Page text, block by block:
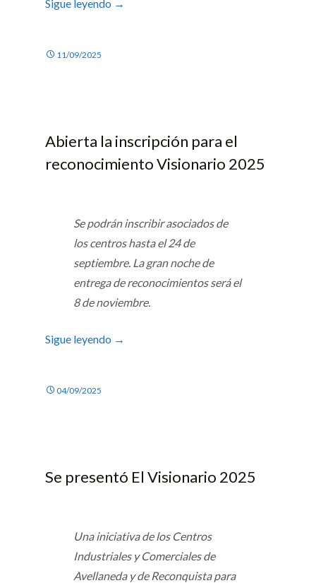
Sigue leyendo →
11/09/2025
Abierta la inscripción para el
reconocimiento Visionario 2025
Se podrán inscribir asociados de
los centros hasta el 24 de
septiembre. La gran noche de
entrega de reconocimientos será el
8 de noviembre.
Sigue leyendo →
04/09/2025
Se presentó El Visionario 2025
Una iniciativa de los Centros
Industriales y Comerciales de
Avellaneda y de Reconquista para